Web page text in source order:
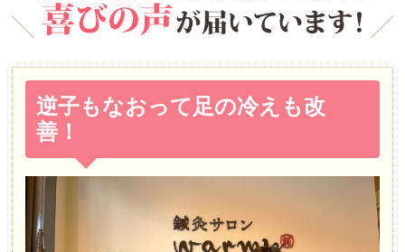
逆子もなおって足の冷えも改
善！